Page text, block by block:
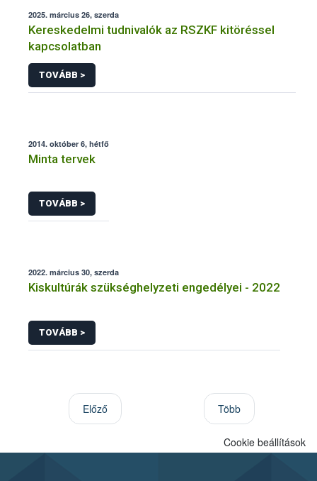
2025. március 26, szerda
Kereskedelmi tudnivalók az RSZKF kitöréssel
kapcsolatban
TOVÁBB >
2014. október 6, hétfő
Minta tervek
TOVÁBB >
2022. március 30, szerda
Kiskultúrák szükséghelyzeti engedélyei - 2022
TOVÁBB >
Előző Több
Cookie beállítások